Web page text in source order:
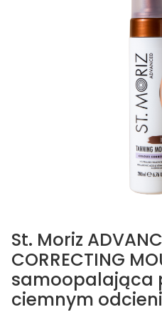
St. Moriz
CORRECTING
samoopalająca
ciemnym